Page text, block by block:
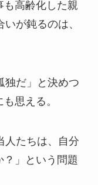
も高齢化した親
が鈍るのは、
独だ」と決めつ
思える。
人たちは、自分
」という問題